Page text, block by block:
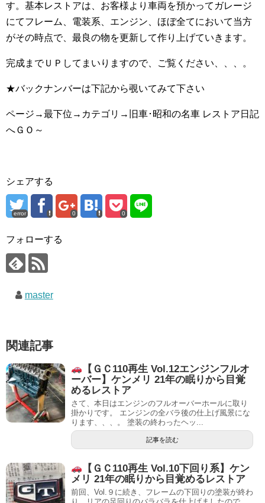
す。基本レストアは、お客様より車両を預かってガレージ
にてフレーム、電装系、エンジン、ほぼ全てにおいて当方
がその時点で、最良の物を更新して作り上げていきます。
完成までＵＰしてまいりますので、ご覧ください、、、。
★バックナンバーは下記から覗いてみて下さい
ページ→最下位→カテゴリ→旧車･昭和の名車 レストア日記
へＧＯ～
シェアする
error 0 0
フォローする
master
関連記事
【ＧＣ110再生 Vol.12エンジンフルオ
ーバー】ケンメリ 21年の眠りから目覚
めるレストア
さて、本日はエンジンのフルオーバーホールに取り
掛かりです。 エンジンの全バラ後の仕上げ風景にな
ります、、、。 塗装の終わったヘッ...
記事を読む
【ＧＣ110再生 Vol.10下回り系】ケン
メリ 21年の眠りから目覚めるレストア
前回、Vol.９に続き、フレームの下回りの塗装が終わ